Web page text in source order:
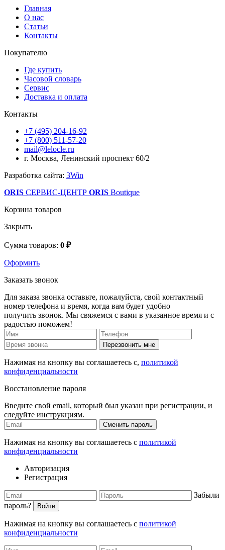
Главная
О нас
Статьи
Контакты
Покупателю
Где купить
Часовой словарь
Сервис
Доставка и оплата
Контакты
+7 (495) 204-16-92
+7 (800) 511-57-20
mail@lelocle.ru
г. Москва, Ленинский проспект 60/2
Разработка сайта: 3Win
ORIS СЕРВИС-ЦЕНТР ORIS Boutique
Корзина товаров
Закрыть
Сумма товаров: 0 ₽
Оформить
Заказать звонок
Для заказа звонка оставьте, пожалуйста, свой контактный
номер телефона и время, когда вам будет удобно
получить звонок. Мы свяжемся с вами в указанное время и с
радостью поможем!
Перезвонить мне
Нажимая на кнопку вы соглашаетесь с, политикой
конфиденциальности
Восстановление пароля
Введите свой email, который был указан при регистрации, и
следуйте инструкциям.
Сменить пароль
Нажимая на кнопку вы соглашаетесь с политикой
конфиденциальности
Авторизация
Регистрация
Забыли
пароль?
Войти
Нажимая на кнопку вы соглашаетесь с политикой
конфиденциальности